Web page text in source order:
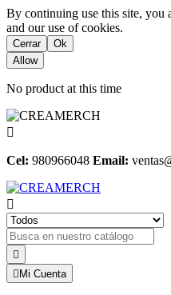
By continuing use this site, you
and our use of cookies.
Cerrar
Ok
Allow
No product at this time

Cel: 980966048 Email:


 Mi Cuenta